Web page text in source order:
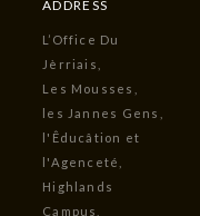
ADDRESS
L’Office Du
Jèrriais,
Les Mousses,
les Jannes Gens,
l'Êducâtion et
l'Agenceté,
Highlands
Campus,